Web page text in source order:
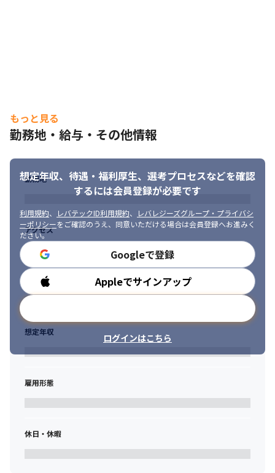
もっと見る
勤務地・給与・その他情報
想定年収、待遇・福利厚生、 選考プロセスなどを確認
するには会員登録が必要です
利用規約、 レバテックID利用規約、
レバレジーズグループ・プライバシ
ーポリシーをご確認のうえ、同意いただける場合は会員登録へお進みく
ださい。
Googleで登録
Appleでサインアップ
ログインはこちら
勤務地
アクセス
勤務時間
想定年収
雇用形態
休日・休暇